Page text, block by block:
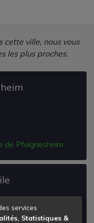
ville, nous vous
les plus proches.
de Pfulgriesheim
services
Statistiques &